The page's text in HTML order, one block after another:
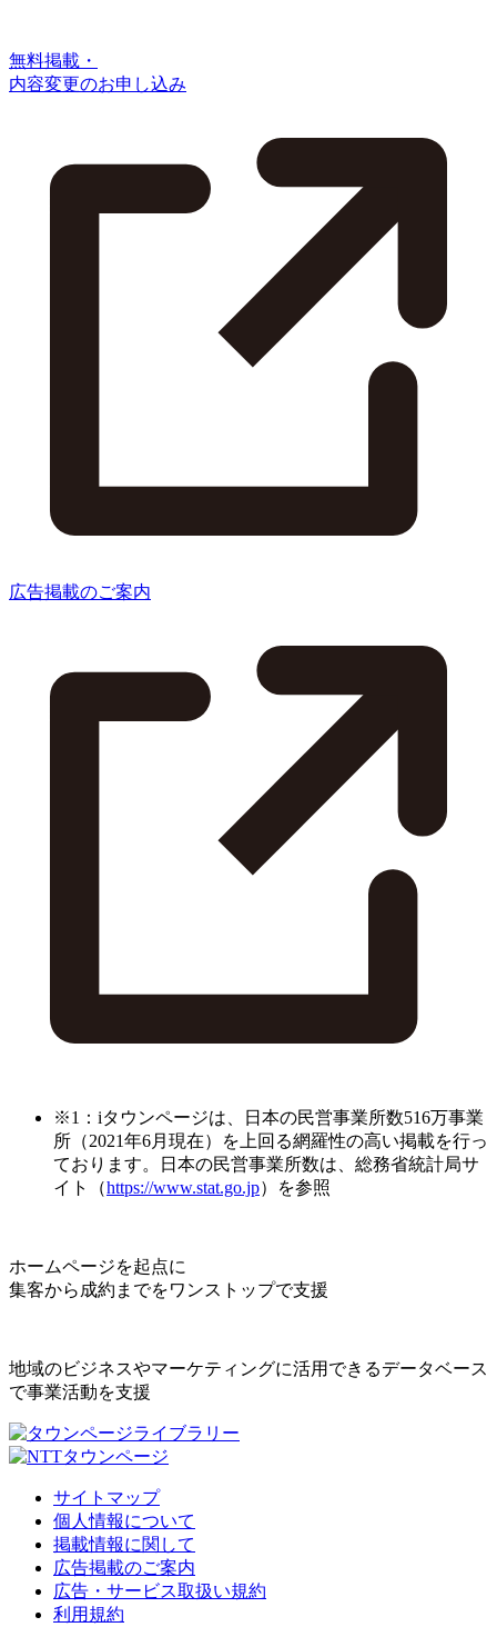
無料掲載・
内容変更のお申し込み
広告掲載のご案内
※1：iタウンページは、日本の民営事業所数516万事業
所（2021年6月現在）を上回る網羅性の高い掲載を行っ
ております。日本の民営事業所数は、総務省統計局サ
イト（https://www.stat.go.jp）を参照
ホームページを起点に
集客から成約までをワンストップで支援
地域のビジネスやマーケティングに活用できるデータベース
で事業活動を支援
サイトマップ
個人情報について
掲載情報に関して
広告掲載のご案内
広告・サービス取扱い規約
利用規約